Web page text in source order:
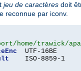
jeu de caractères doit
reconnue par iconv.
home/trawick/
  UTF-16BE